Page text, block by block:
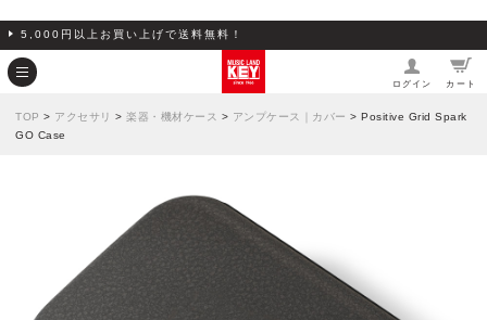
5,000円以上お買い上げで送料無料！
ログイン カート
TOP > アクセサリ > 楽器・機材ケース > アンプケース｜カバー > Positive Grid Spark
GO Case